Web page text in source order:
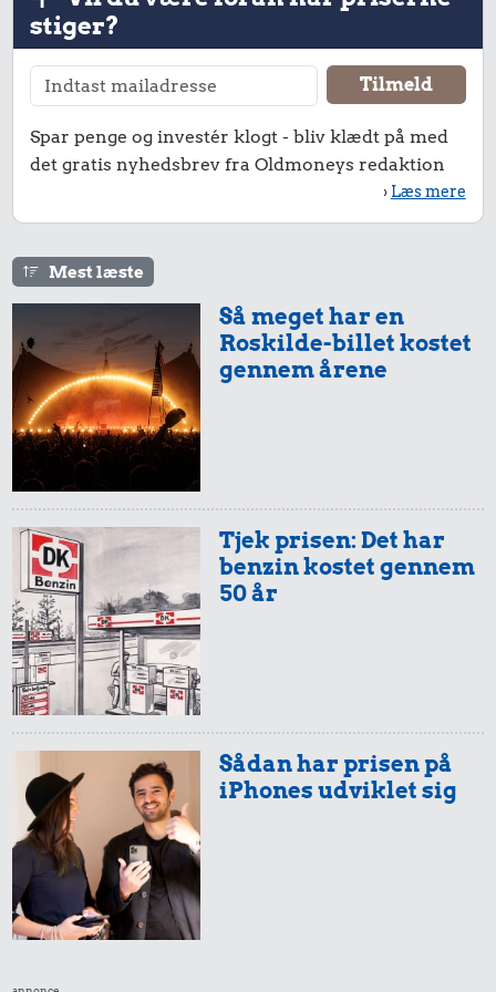
15 kr.
1 kg sukker
20 kr.
1 kg havregryn
6,90 kr.
Banan
27 kr.
200 g
chokolade
1/3 kg marcipan
34 kr.
stiger?
Spar penge og investér klogt - bliv klædt på med
det gratis nyhedsbrev fra Oldmoneys redaktion
› Læs mere
Mest læste
Så meget har en
Roskilde-billet kostet
gennem årene
Tjek prisen: Det har
benzin kostet gennem
50 år
Sådan har prisen på
iPhones udviklet sig